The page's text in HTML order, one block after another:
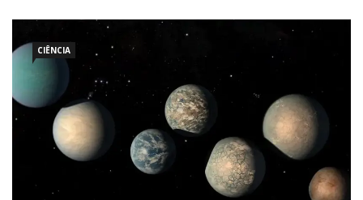
de fevereiro deste ano. A análise do […]
CIÊNCIA